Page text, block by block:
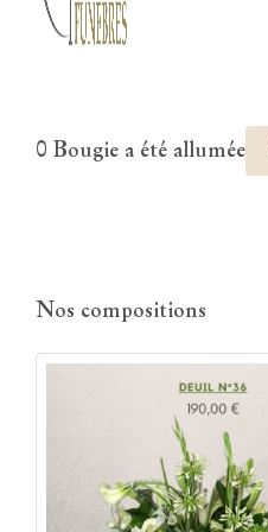
0 Bougie a été allumée
Nos compositions